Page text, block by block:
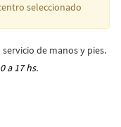
seleccionado
de manos y pies.
a 17 hs.